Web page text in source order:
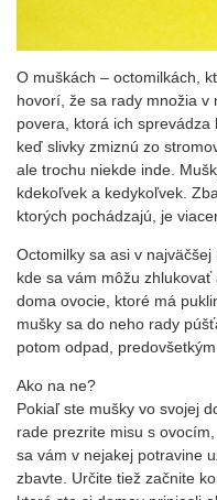
O muškách – octomilkách,
hovorí, že sa rady množia v
povera, ktorá ich
keď slivky zmiznú zo
ale trochu niekde inde.
kdekoľvek a kedykoľvek.
ktorých pochádzajú, je
Octomilky sa asi v
kde sa vám môžu
doma ovocie, ktoré má
mušky sa do neho rady
potom odpad,
Ako na ne?
Pokiaľ ste mušky vo svojej
rade prezrite misu s
sa vám v nejakej potravine
zbavte. Určite tiež začnite